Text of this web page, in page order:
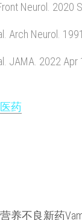
Neurol. 2020
Arch Neurol.
JAMA. 2022
药
养不良新药